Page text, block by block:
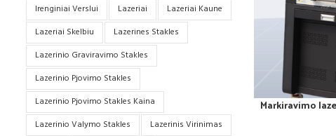
Irenginiai Verslui
Lazeriai
Lazeriai Kaune
Lazeriai Skelbiu
Lazerines Stakles
Lazerinio Graviravimo Stakles
Lazerinio Pjovimo Stakles
Lazerinio Pjovimo Stakles Kaina
Lazerinio Valymo Stakles
Lazerinis Virinimas
Markiravimo